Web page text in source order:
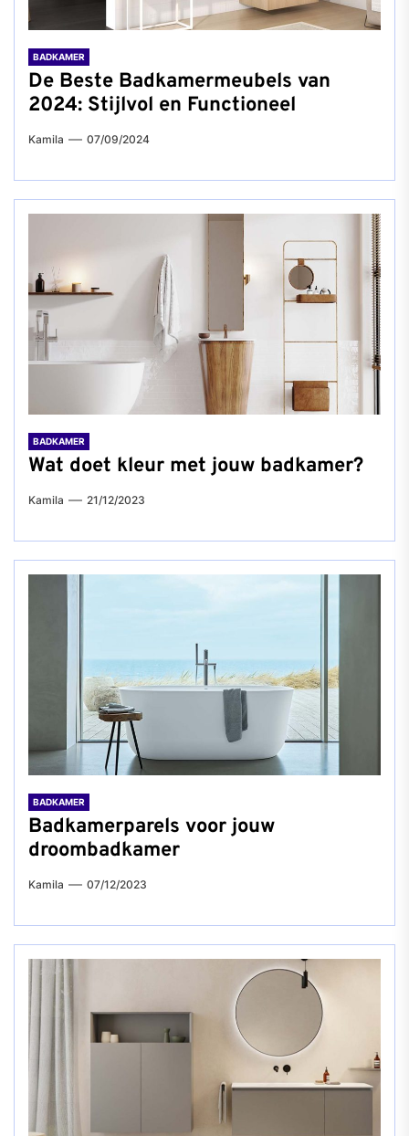
BADKAMER
De Beste Badkamermeubels van
2024: Stijlvol en Functioneel
Kamila 07/09/2024
BADKAMER
Wat doet kleur met jouw badkamer?
Kamila 21/12/2023
BADKAMER
Badkamerparels voor jouw
droombadkamer
Kamila 07/12/2023